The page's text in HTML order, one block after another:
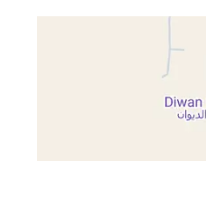
مرهون لدى بنك الجزيرة